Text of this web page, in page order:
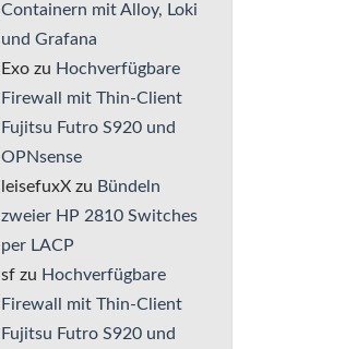
Containern mit Alloy, Loki
und Grafana
Exo zu Hochverfügbare
Firewall mit Thin-Client
Fujitsu Futro S920 und
OPNsense
leisefuxX zu Bündeln
zweier HP 2810 Switches
per LACP
sf zu Hochverfügbare
Firewall mit Thin-Client
Fujitsu Futro S920 und